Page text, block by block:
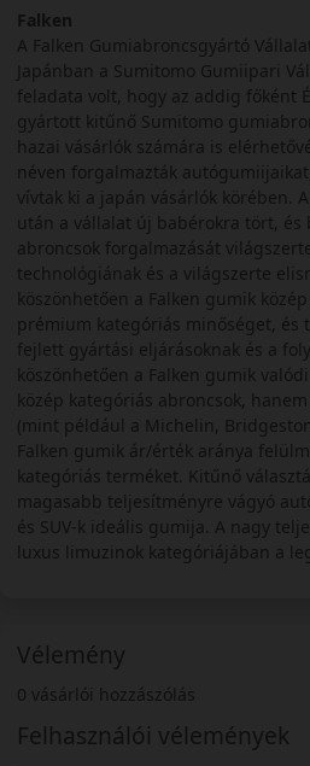
Falken
A Falken Gumiabroncsgyártó
Japánban a Sumitomo Gumiipari
feladata volt, hogy az addig főként
gyártott kitűnő Sumitomo
hazai vásárlók számára is
néven forgalmazták
vívtak ki a japán vásárlók körében.
után a vállalat új babérokra tört, és
abroncsok forgalmazását
technológiának és a világszerte
köszönhetően a Falken gumik
prémium kategóriás minőséget, és
fejlett gyártási eljárásoknak és a
köszönhetően a Falken gumik
közép kategóriás abroncsok,
(mint például a Michelin,
Falken gumik ár/érték aránya
kategóriás terméket. Kitűnő
magasabb teljesítményre vágyó
és SUV-k ideális gumija. A nagy
luxus limuzinok kategóriájában a
Vélemény
0 vásárlói hozzászólás
Felhasználói vélemények